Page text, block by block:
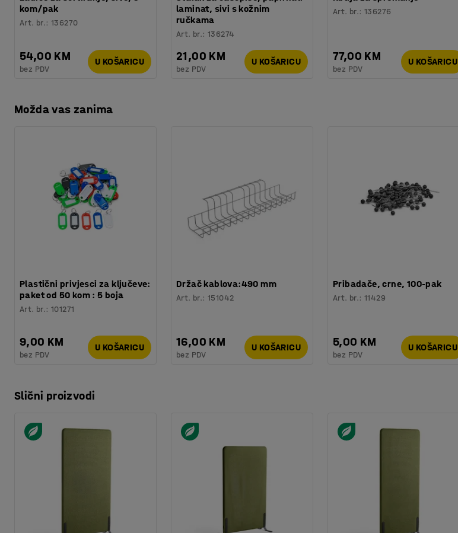
kom/pak
Art. br.:136270
54,00 KM
bez PDV
U KOŠARICU
laminat, sivi s kožnim
ručkama
Art. br.:136274
21,00 KM
bez PDV
U KOŠARICU
Art. br.:136276
77,00 KM
bez PDV
U KOŠARICU
Možda vas zanima
Plastični privjesci za ključeve:
paket od 50 kom : 5 boja
Art. br.:101271
9,00 KM
bez PDV
U KOŠARICU
Držač kablova:490 mm
Art. br.:151042
16,00 KM
bez PDV
U KOŠARICU
Pribadače, crne, 100-pak
Art. br.:11429
5,00 KM
bez PDV
U KOŠARICU
Slični proizvodi